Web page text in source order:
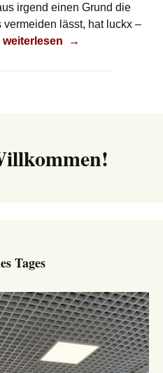
irgend einen Grund die
lässt, hat luckx –
Baustopp
weiterlesen →
Tages